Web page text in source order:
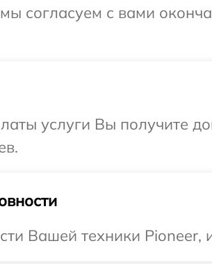
согласуем с вами
услуги Вы получите
Вашей техники Pioneer,